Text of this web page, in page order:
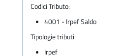
Codici Tributo:
4001 - Irpef Saldo
Tipologie tributi:
Irpef